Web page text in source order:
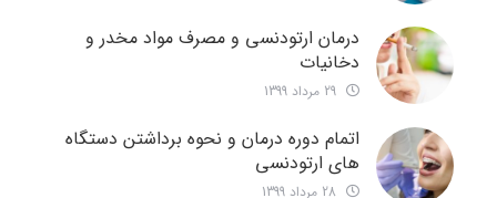
درمان ارتودنسی و مصرف مواد مخدر و
دخانیات
اتمام دوره درمان و نحوه برداشتن دستگاه
های ارتودنسی